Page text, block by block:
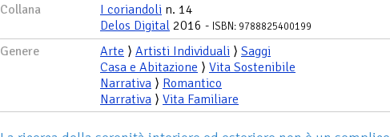
Collana
I coriandoli n. 14
Delos Digital 2016 - ISBN: 9788825400199
Genere Arte ⟩ Artisti Individuali ⟩ Saggi
Casa e Abitazione ⟩ Vita Sostenibile
Narrativa ⟩ Romantico
Narrativa ⟩ Vita Familiare